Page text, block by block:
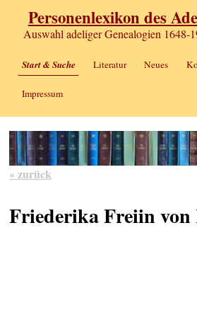
Personenlexikon des
Auswahl adeliger Genealogien 1648-
Start & Suche Literatur Neues
Impressum
« zurück
Friederika Freiin von